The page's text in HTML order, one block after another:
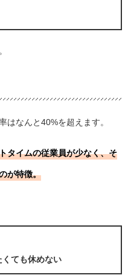
はなんと40%を超えます。
タイムの従業員が少なく、そ
が特徴。
くても休めない